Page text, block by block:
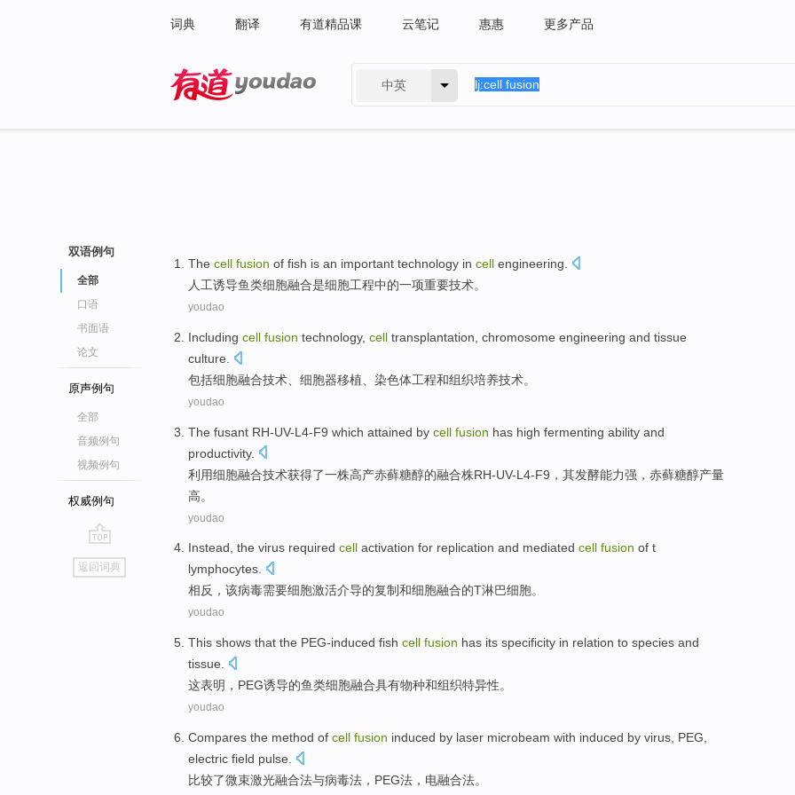
词典 翻译 有道精品课 云笔记 惠惠 更多产品
中英
双语例句
全部
口语
书面语
论文
原声例句
全部
音频例句
视频例句
权威例句
go
top
返回词典
The cell fusion of fish is an important technology in cell engineering.
人工诱导鱼类细胞融合是细胞工程中的一项重要技术。
youdao
Including cell fusion technology, cell transplantation chromosome engineering and tissue
culture
包括细胞融合技术 细胞器移植 染色体工程和组织培养技术。
youdao
The fusant RH-UV-L4-F9 which attained by cell fusion has high fermenting ability and
productivity.
利用细胞融合技术获得了一株高产赤藓糖醇的融合株RH-UV-L4-F9，其发酵能力强 ，赤藓糖醇产量
高。
youdao
Instead, the virus required cell activation for replication and mediated cell fusion of t
lymphocytes.
相反 ， 该病毒需要细胞激活介导的复制和细胞融合的T淋巴细胞。
youdao
This shows that the PEG-induced fish cell fusion has its specificity in relation to species and
tissue
这表明 ， PEG诱导的鱼类细胞融合具有物种和组织特异性。
youdao
Compares the method of cell fusion induced by laser microbeam with induced by virus PEG
electric field pulse
比较了微束激光融合法与病毒法， PEG法，电融合法。